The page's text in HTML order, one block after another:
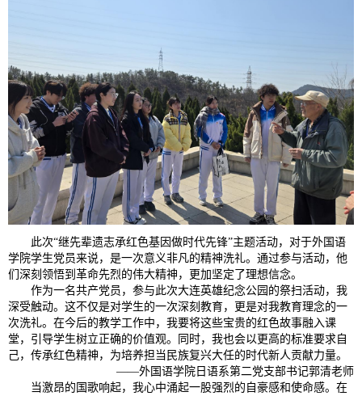
此次“继先辈遗志承红色基因做时代先锋”主题活动，对于外国语
学院学生党员来说，是一次意义非凡的精神洗礼。通过参与活动，他
们深刻领悟到革命先烈的伟大精神，更加坚定了理想信念。
作为一名共产党员，参与此次大连英雄纪念公园的祭扫活动，我
深受触动。这不仅是对学生的一次深刻教育，更是对我教育理念的一
次洗礼。在今后的教学工作中，我要将这些宝贵的红色故事融入课
堂，引导学生树立正确的价值观。同时，我也会以更高的标准要求自
己，传承红色精神，为培养担当民族复兴大任的时代新人贡献力量。
——外国语学院日语系第二党支部书记郭清老师
当激昂的国歌响起，我心中涌起一股强烈的自豪感和使命感。在